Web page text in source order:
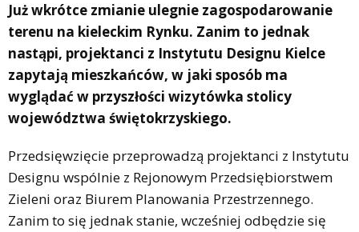
Już wkrótce zmianie ulegnie zagospodarowanie
terenu na kieleckim Rynku. Zanim to jednak
nastąpi, projektanci z Instytutu Designu Kielce
zapytają mieszkańców, w jaki sposób ma
wyglądać w przyszłości wizytówka stolicy
województwa świętokrzyskiego.
Przedsięwzięcie przeprowadzą projektanci z Instytutu
Designu wspólnie z Rejonowym Przedsiębiorstwem
Zieleni oraz Biurem Planowania Przestrzennego.
Zanim to się jednak stanie, wcześniej odbędzie się